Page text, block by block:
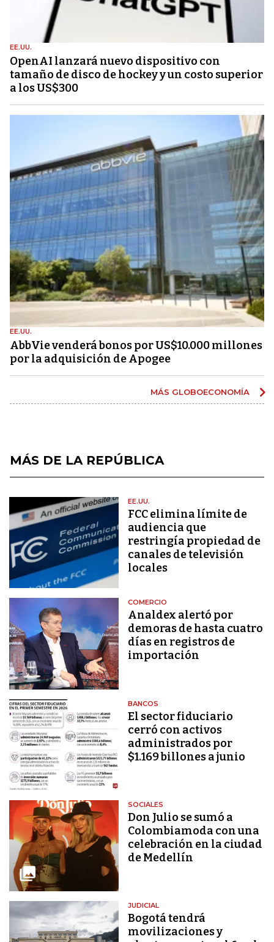
EE.UU.
OpenAI lanzará nuevo dispositivo con
tamaño de disco de hockey y un costo superior
a los US$300
EE.UU.
AbbVie venderá bonos por US$10.000 millones
por la adquisición de Apogee
MÁS GLOBOECONOMÍA
MÁS DE LA REPÚBLICA
EE.UU.
FCC elimina límite de
audiencia que
restringía propiedad de
canales de televisión
locales
COMERCIO
Analdex alertó por
demoras de hasta cuatro
días en registros de
importación
BANCOS
El sector fiduciario
cerró con activos
administrados por
$1.169 billones a junio
SOCIALES
Don Julio se sumó a
Colombiamoda con una
celebración en la ciudad
de Medellín
JUDICIAL
Bogotá tendrá
movilizaciones y